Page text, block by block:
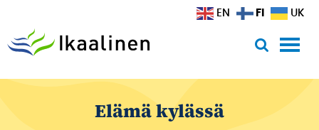
Elämä kylässä
EN FI UK